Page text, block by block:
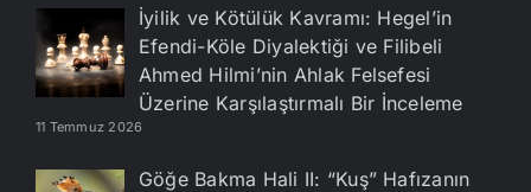
İyilik ve Kötülük Kavramı: Hegel’in
Efendi-Köle Diyalektiği ve Filibeli
Ahmed Hilmi’nin Ahlak Felsefesi
Üzerine Karşılaştırmalı Bir İnceleme
11 Temmuz 2026
Göğe Bakma Hali II: “Kuş” Hafızanın